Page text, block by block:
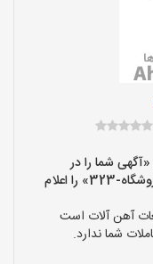
شما را در
سایت «آهن آلاتی ها» دیده ام و کد «فروشگاه-323» را اعلام
آهن آلات است
شما ندارد.